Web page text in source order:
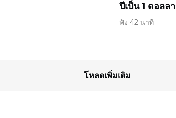
ปีเป็น 1 ดอลล
ฟัง 42 นาที
โหลดเพิ่มเติม